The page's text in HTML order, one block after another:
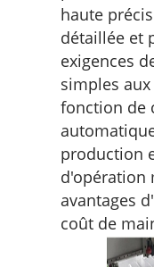
haute
détaillée et
exigences
simples
fonction de
production
d'opération
avantages
coût de